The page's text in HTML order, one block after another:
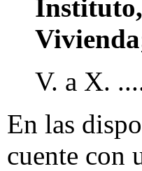
V. a X.
En las
cuente con